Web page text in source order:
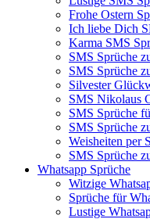
Frohe Ostern
Ich liebe Dich
Karma SMS
SMS Sprüche
SMS Sprüche
Silvester
SMS Nikolaus
SMS Sprüche
SMS Sprüche
Weisheiten per
SMS Sprüche
Whatsapp Sprüche
Witzige
Sprüche für
Lustige